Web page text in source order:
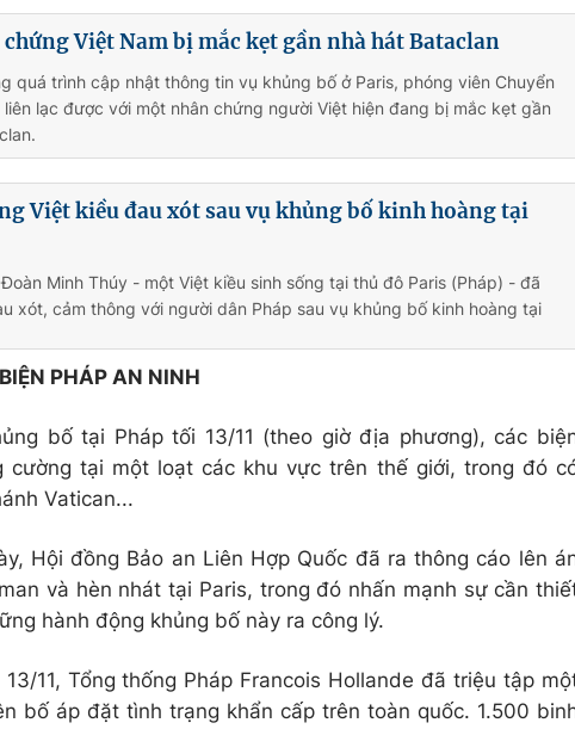
Việt Nam bị mắc kẹt gần nhà hát Bataclan
quá trình cập nhật thông tin vụ khủng bố ở Paris, phóng viên Chuyển
lạc được với một nhân chứng người Việt hiện đang bị mắc kẹt gần
Việt kiều đau xót sau vụ khủng bố kinh hoàng tại
Minh Thúy - một Việt kiều sinh sống tại thủ đô Paris (Pháp) - đã
xót, cảm thông với người dân Pháp sau vụ khủng bố kinh hoàng tại
PHÁP AN NINH
bố tại Pháp tối 13/11 (theo giờ địa phương), các
cường tại một loạt các khu vực trên thế giới, trong đó
Vatican...
Hội đồng Bảo an Liên Hợp Quốc đã ra thông cáo lên
và hèn nhát tại Paris, trong đó nhấn mạnh sự cần
hành động khủng bố này ra công lý.
11, Tổng thống Pháp Francois Hollande đã triệu tập
bố áp đặt tình trạng khẩn cấp trên toàn quốc. 1.500